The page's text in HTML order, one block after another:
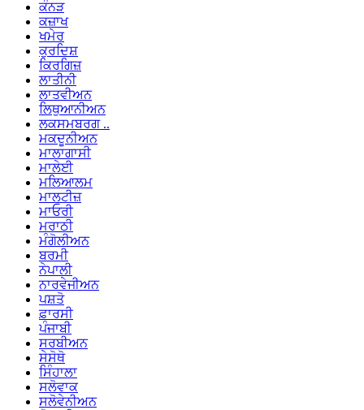
ਕੰਨੜ
ਕਜ਼ਾਖ
ਖਮੇਰ
ਕੁਰਦਿਸ਼
ਕਿਰਗਿਜ਼
ਲਾਤੀਨੀ
ਲਾਤਵੀਅਨ
ਲਿਥੁਆਨੀਅਨ
ਲਕਸਮਬਰਗ ..
ਮਕਦੂਨੀਅਨ
ਮਾਲਾਗਾਸੀ
ਮਾਲੇਈ
ਮਲਿਆਲਮ
ਮਾਲਟੀਜ਼
ਮਾਓਰੀ
ਮਰਾਠੀ
ਮੰਗੋਲੀਅਨ
ਬਰਮੀ
ਨੇਪਾਲੀ
ਨਾਰਵੇਜੀਅਨ
ਪਸ਼ਤੋ
ਫ਼ਾਰਸੀ
ਪੰਜਾਬੀ
ਸਰਬੀਅਨ
ਸੇਸੋਥੋ
ਸਿੰਹਾਲਾ
ਸਲੋਵਾਕ
ਸਲੋਵੇਨੀਅਨ